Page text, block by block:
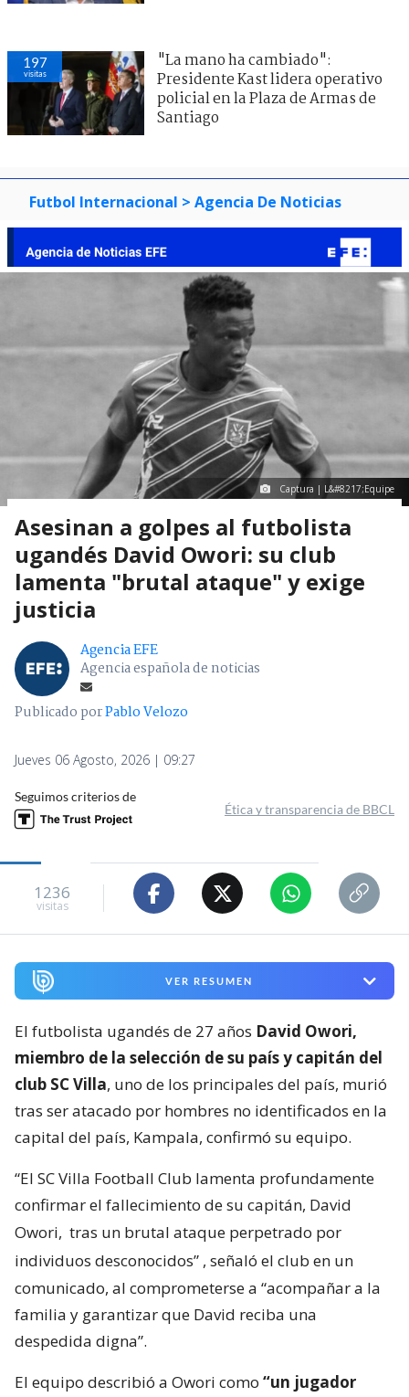
197
visitas
"La mano ha cambiado":
Presidente Kast lidera operativo
policial en la Plaza de Armas de
Santiago
Futbol Internacional > Agencia De Noticias
Captura | L&#8217;Equipe
Asesinan a golpes al futbolista
ugandés David Owori: su club
lamenta "brutal ataque" y exige
justicia
Agencia EFE
Agencia española de noticias
Publicado porPablo Velozo
Jueves 06 Agosto, 2026 | 09:27
Seguimos criterios de
Ética y transparencia de BBCL
1236
visitas
VER RESUMEN
El futbolista ugandés de 27 años David Owori,
miembro de la selección de su país y capitán del
club SC Villa, uno de los principales del país, murió
tras ser atacado por hombres no identificados en la
capital del país, Kampala, confirmó su equipo.
“El SC Villa Football Club lamenta profundamente
confirmar el fallecimiento de su capitán, David
Owori, tras un brutal ataque perpetrado por
individuos desconocidos” , señaló el club en un
comunicado, al comprometerse a “acompañar a la
familia y garantizar que David reciba una
despedida digna”.
El equipo describió a Owori como “un jugador